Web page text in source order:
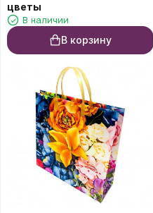
цветы
В наличии
В корзину